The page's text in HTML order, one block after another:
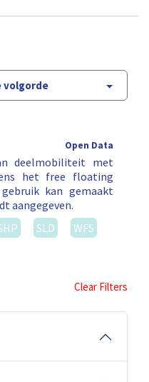
volgorde
Open Data
deelmobiliteit met
het free floating
kan gemaakt
aangegeven.
SLD
WFS
Clear Filters